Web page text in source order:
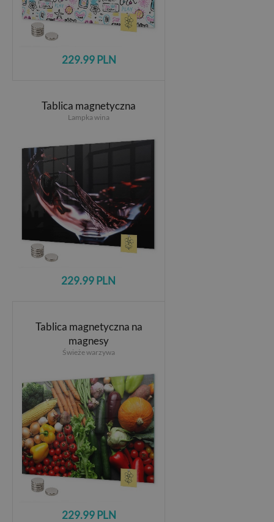
229.99 PLN
Tablica magnetyczna
Lampka wina
229.99 PLN
Tablica magnetyczna na
magnesy
Świeże warzywa
229.99 PLN